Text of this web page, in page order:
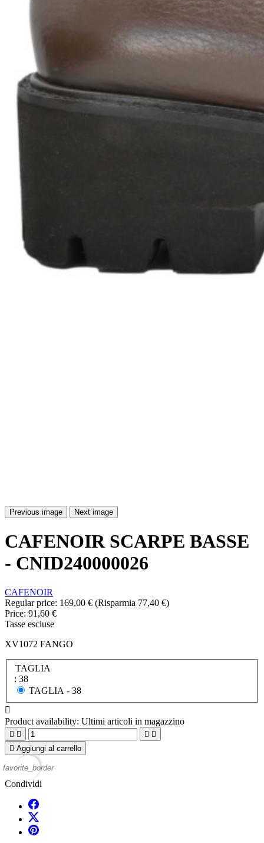
Previous image Next image
CAFENOIR SCARPE BASSE
- CNID240000026
CAFENOIR
Regular price: 169,00 € (Risparmia 77,40 €)
Price: 91,60 €
Tasse escluse
XV1072 FANGO
TAGLIA
: 38
TAGLIA - 38

Product availability: Ultimi articoli in magazzino
   
 Aggiungi al carrello
favorite_border
Condividi